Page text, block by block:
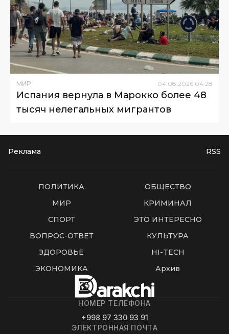
МИР 04.08.2026 04:28
Испания вернула в Марокко более 48
тысяч нелегальных мигрантов
Реклама RSS
ПОЛИТИКА
ОБЩЕСТВО
МИР
КРИМИНАЛ
СПОРТ
ЭТО ИНТЕРЕСНО
ВОПРОС-ОТВЕТ
КУЛЬТУРА
ЗДОРОВЬЕ
HI-TECH
ЭКОНОМИКА
Архив
НОМЕР ТЕЛЕФОНА
+998 97 330 93 91
ЭЛЕКТРОННАЯ ПОЧТА